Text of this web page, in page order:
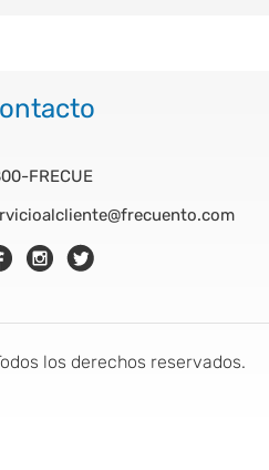
FRECUE
los derechos reservados.